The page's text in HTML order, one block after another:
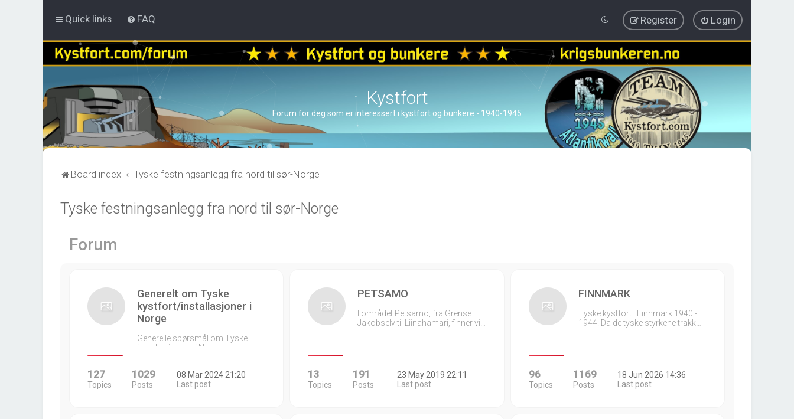
Quick links FAQ Login
Register
Kystfort
Forum for deg som er interessert i kystfort og bunkere - 1940-1945
Board index Tyske festningsanlegg fra nord til sør-Norge
Tyske festningsanlegg fra nord til sør-Norge
Forum
Generelt om Tyske
kystfort/installasjoner i
Norge
Generelle spørsmål om Tyske
installasjonene i Norge som…
127
Topics
1029
Posts
08 Mar 2024 21:20
Last post
PETSAMO
I området Petsamo, fra Grense
Jakobselv til Liinahamari, finner vi…
13
Topics
191
Posts
23 May 2019 22:11
Last post
FINNMARK
Tyske kystfort i Finnmark 1940 -
1944. Da de tyske styrkene trakk…
96
Topics
1169
Posts
18 Jun 2026 14:36
Last post